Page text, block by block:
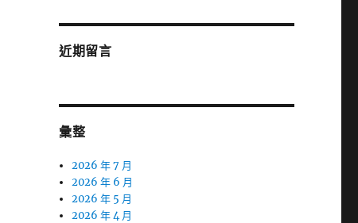
近期留言
彙整
2026 年 7 月
2026 年 6 月
2026 年 5 月
2026 年 4 月